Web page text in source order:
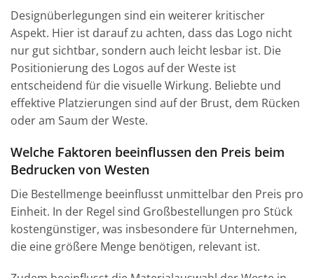
Designüberlegungen sind ein weiterer kritischer
Aspekt. Hier ist darauf zu achten, dass das Logo nicht
nur gut sichtbar, sondern auch leicht lesbar ist. Die
Positionierung des Logos auf der Weste ist
entscheidend für die visuelle Wirkung. Beliebte und
effektive Platzierungen sind auf der Brust, dem Rücken
oder am Saum der Weste.
Welche Faktoren beeinflussen den Preis beim
Bedrucken von Westen
Die Bestellmenge beeinflusst unmittelbar den Preis pro
Einheit. In der Regel sind Großbestellungen pro Stück
kostengünstiger, was insbesondere für Unternehmen,
die eine größere Menge benötigen, relevant ist.